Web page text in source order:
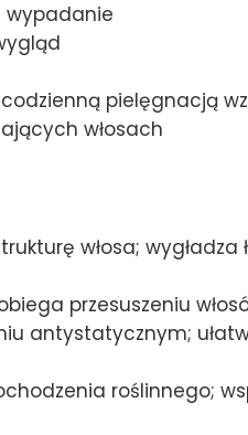
wypadanie
pielęgnacją
włosach
włosa; wygładza
przesuszeniu
antystatycznym;
roślinnego;